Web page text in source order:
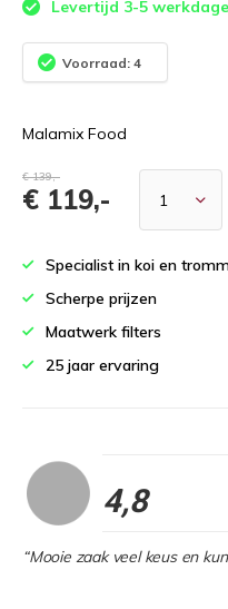
Levertijd 3-5
Voorraad: 4
Malamix Food
€ 139,-
€ 119,-
Specialist in koi en
Scherpe prijzen
Maatwerk filters
25 jaar ervaring
4,8
“Mooie zaak veel keus en